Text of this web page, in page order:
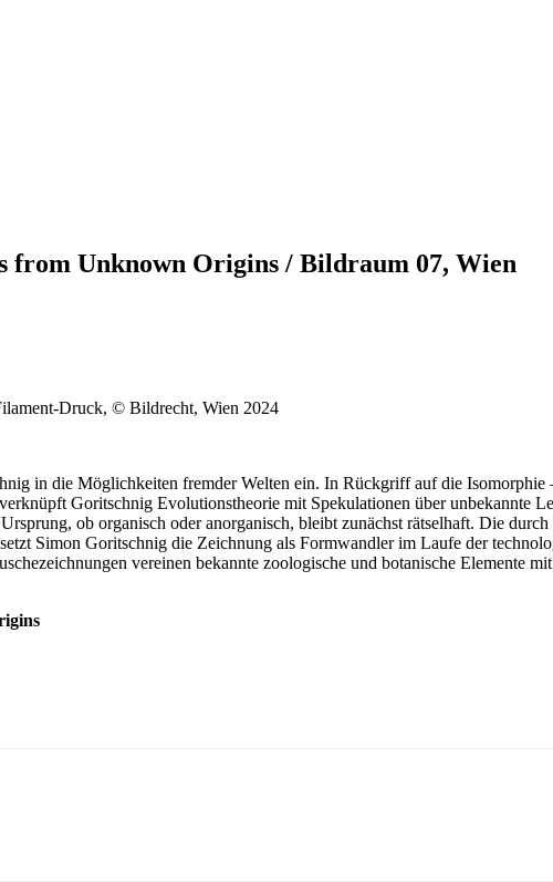
from Unknown Origins / Bildraum 07, Wien
Druck, © Bildrecht, Wien 2024
in die Möglichkeiten fremder Welten ein. In Rückgriff auf die Isomorphie
Goritschnig Evolutionstheorie mit Spekulationen über unbekannte
ob organisch oder anorganisch, bleibt zunächst rätselhaft. Die
Simon Goritschnig die Zeichnung als Formwandler im Laufe der
vereinen bekannte zoologische und botanische Elemente